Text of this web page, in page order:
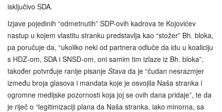
isključivo SDA.
Izjave pojedinih “odmetnutih” SDP-ovih kadrova te Kojovićev
nastup u kojem vlastitu stranku predstavlja kao “stožer” Bh. bloka,
pa poručuje da, “ukoliko neki od partnera odluče da idu u koaliciju
s HDZ‑om, SDA i SNSD-om, oni samim tim izlaze iz Bh. bloka”,
također potvrđuje ranije pisanje Stava da je “čudan nesrazmjer
između broja glasova i mandata koje je osvojila Naša stranka i
ogromne medijske pozornosti koja joj se ovih dana pridaje”, te da
je riječ o “legitimizaciji plana da Naša stranka, iako minorna, sa